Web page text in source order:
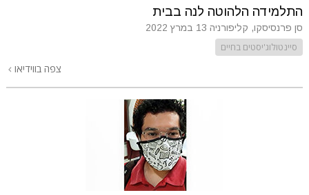
התלמידה הלהוטה לנה בבית
סן פרנסיסקו, קליפורניה 13 במרץ 2022
סיינטולוג'יסטים בחיים
צפה בווידיאו